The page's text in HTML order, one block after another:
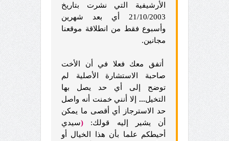
الأرشيفية التي نشرت بتاريخ
21/10/2003 أي بعد شهرين
وأسبوع فقط من انطلاقة موقعنا
مجانين.
أتفق معك فعلا في أن الأخت
صاحبة الاستشارة الأصلية لم
توضح إلى أي حد يصل بها
التخيل... إلا أنني خمنت أنه واصل
حد الاسترجاز أي أقصى ما يمكن
أن يشير إليه قولك: (سيدي
أحيطكم علما بأن هذا الخيال أو